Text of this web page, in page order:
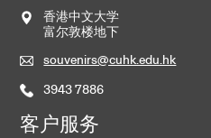
香港中文大学
富尔敦楼地下
souvenirs@cuhk.edu.hk
3943 7886
客户服务